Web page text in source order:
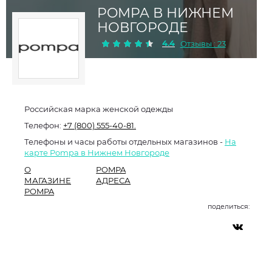
POMPA В НИЖНЕМ
НОВГОРОДЕ
4.4 Отзывы : 23
Российская марка женской одежды
Телефон: +7 (800) 555-40-81.
Телефоны и часы работы отдельных магазинов - На
карте Pompa в Нижнем Новгороде
О
МАГАЗИНЕ
POMPA
POMPA
АДРЕСА
поделиться: